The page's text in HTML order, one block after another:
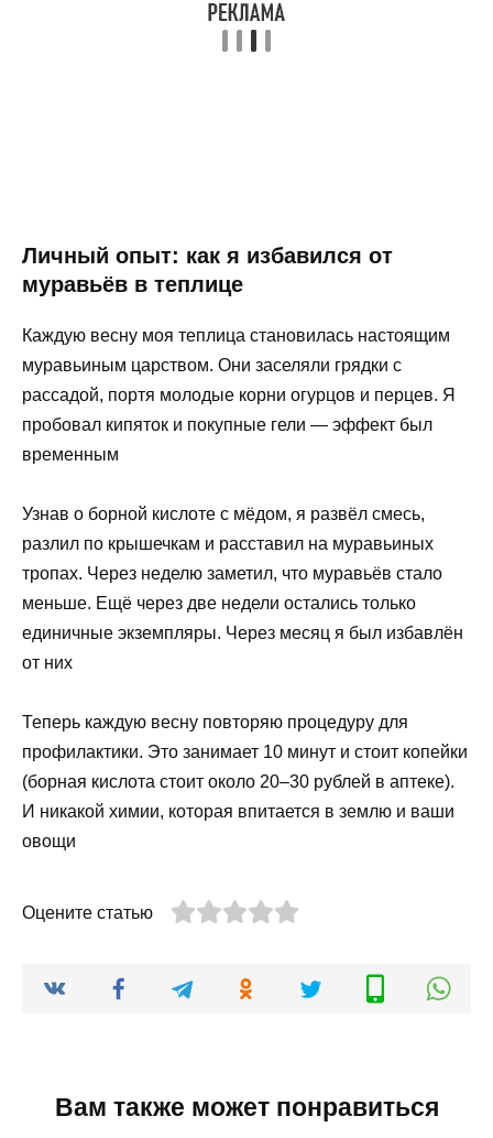
Личный опыт: как я избавился от
муравьёв в теплице
Каждую весну моя теплица становилась настоящим
муравьиным царством. Они заселяли грядки с
рассадой, портя молодые корни огурцов и перцев. Я
пробовал кипяток и покупные гели — эффект был
временным
Узнав о борной кислоте с мёдом, я развёл смесь,
разлил по крышечкам и расставил на муравьиных
тропах. Через неделю заметил, что муравьёв стало
меньше. Ещё через две недели остались только
единичные экземпляры. Через месяц я был избавлён
от них
Теперь каждую весну повторяю процедуру для
профилактики. Это занимает 10 минут и стоит копейки
(борная кислота стоит около 20–30 рублей в аптеке).
И никакой химии, которая впитается в землю и ваши
овощи
Оцените статью
Вам также может понравиться